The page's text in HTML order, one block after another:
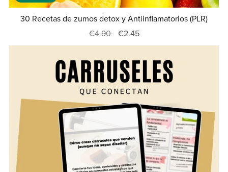
30 Recetas de zumos detox y Antiinflamatorios (PLR)
€4.90 €2.45